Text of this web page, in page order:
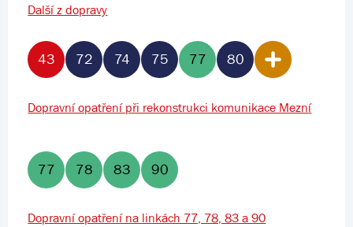
Další z dopravy
43 72 74 75 77 80
Dopravní opatření při rekonstrukci komunikace Mezní
77 78 83 90
Dopravní opatření na linkách 77, 78, 83 a 90